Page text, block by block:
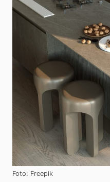
Foto: Freepik